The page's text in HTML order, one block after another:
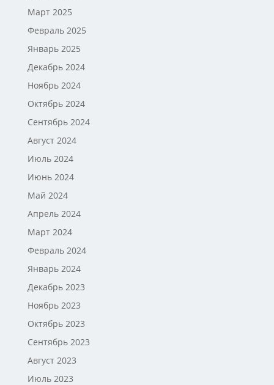
Март 2025
Февраль 2025
Январь 2025
Декабрь 2024
Ноябрь 2024
Октябрь 2024
Сентябрь 2024
Август 2024
Июль 2024
Июнь 2024
Май 2024
Апрель 2024
Март 2024
Февраль 2024
Январь 2024
Декабрь 2023
Ноябрь 2023
Октябрь 2023
Сентябрь 2023
Август 2023
Июль 2023